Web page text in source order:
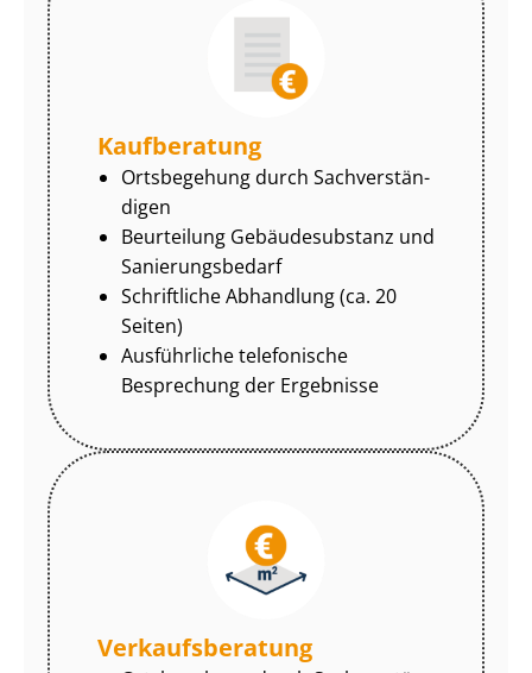
Kaufberatung
Ortsbegehung durch Sach­ver­stän­
di­gen
Beurteilung Gebäudesubstanz und
Sa­nie­rungs­be­darf
Schriftliche Abhandlung (ca. 20
Seiten)
Ausführliche telefonische
Besprechung der Ergebnisse
Ver­kaufs­be­ra­tung